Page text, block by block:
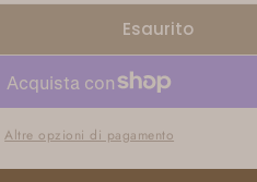
disponibile
o
disponibile
Per Vestito Lungo
La Quantità Per Vestito
Esaurito
Altre opzioni di pagamento